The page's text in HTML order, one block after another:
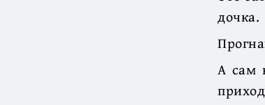
дочка.
А сам